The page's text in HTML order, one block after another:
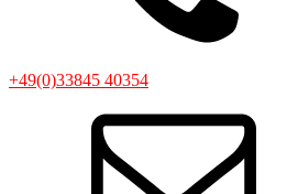
+49(0)33845 40354